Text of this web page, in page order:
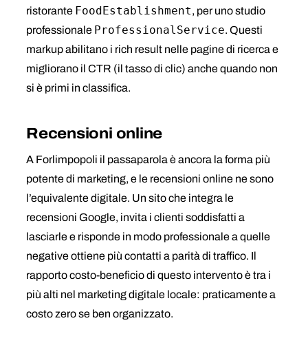
ristorante FoodEstablishment, per uno studio
professionale ProfessionalService. Questi
markup abilitano i rich result nelle pagine di ricerca e
migliorano il CTR (il tasso di clic) anche quando non
si è primi in classifica.
Recensioni online
A Forlimpopoli il passaparola è ancora la forma più
potente di marketing, e le recensioni online ne sono
l’equivalente digitale. Un sito che integra le
recensioni Google, invita i clienti soddisfatti a
lasciarle e risponde in modo professionale a quelle
negative ottiene più contatti a parità di traffico. Il
rapporto costo-beneficio di questo intervento è tra i
più alti nel marketing digitale locale: praticamente a
costo zero se ben organizzato.